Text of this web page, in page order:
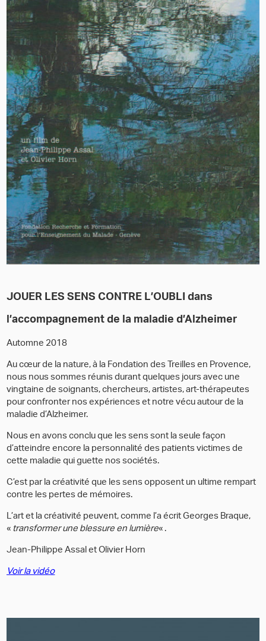
JOUER LES SENS CONTRE L’OUBLI dans
l’accompagnement de la maladie d’Alzheimer
Automne 2018
Au cœur de la nature, à la Fondation des Treilles en Provence,
nous nous sommes réunis durant quelques jours avec une
vingtaine de soignants, chercheurs, artistes, art-thérapeutes
pour confronter nos expériences et notre vécu autour de la
maladie d’Alzheimer.
Nous en avons conclu que les sens sont la seule façon
d’atteindre encore la personnalité des patients victimes de
cette maladie qui guette nos sociétés.
C’est par la créativité que les sens opposent un ultime rempart
contre les pertes de mémoires.
L’art et la créativité peuvent, comme l’a écrit Georges Braque,
«transformer une blessure en lumière« .
Jean-Philippe Assal et Olivier Horn
Voir la vidéo